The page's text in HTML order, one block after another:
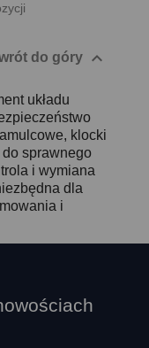
do góry 
układu
klocki
do sprawnego
i wymiana
dla
i